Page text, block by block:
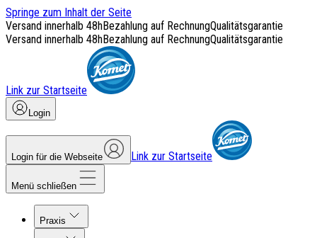
Springe zum Inhalt der Seite
Versand innerhalb 48hBezahlung auf RechnungQualitätsgarantie
Versand innerhalb 48hBezahlung auf RechnungQualitätsgarantie
Link zur Startseite
Login
Login für die Webseite Link zur Startseite
Menü schließen
Praxis